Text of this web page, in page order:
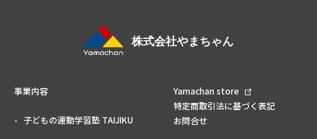
事業内容
子どもの運動学習塾 TAIJIKU
Yamachan store
特定商取引法に基づく表記
お問合せ